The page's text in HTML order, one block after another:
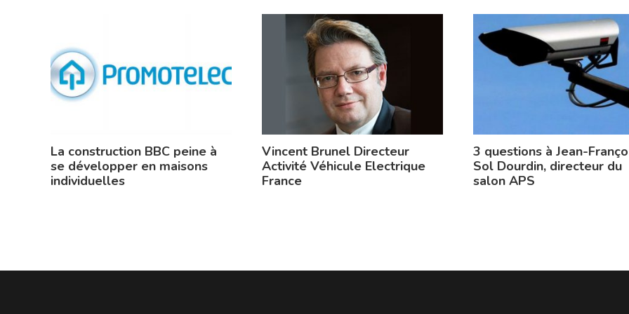
La construction BBC peine à
se développer en maisons
individuelles
Vincent Brunel Directeur
Activité Véhicule Electrique
France
3 questions à Jean-
Sol Dourdin, directeur du
salon APS